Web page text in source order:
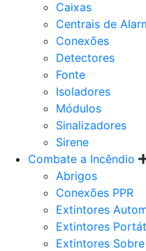
Caixas
Centrais de
Conexões
Detectores
Fonte
Isoladores
Módulos
Sinalizadores
Sirene
Combate a Incêndio
Abrigos
Conexões PPR
Extintores
Extintores
Extintores